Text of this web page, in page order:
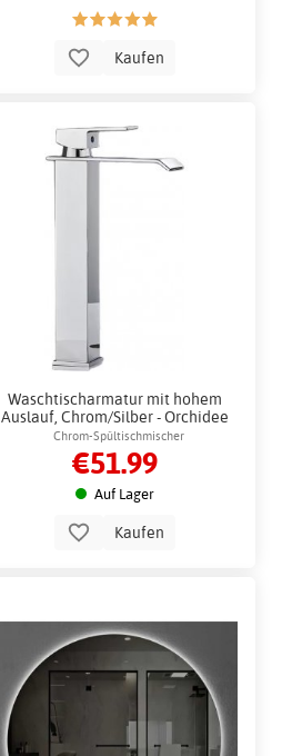
Kaufen
Waschtischarmatur mit hohem
Auslauf, Chrom/Silber - Orchidee
Chrom-Spültischmischer
€51.99
Auf Lager
Kaufen